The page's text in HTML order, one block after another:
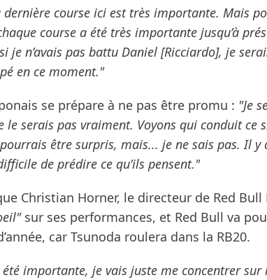
dernière course ici est très importante. Mais
course a été très importante jusqu’à
je n’avais pas battu Daniel [Ricciardo], je
en ce moment."
se prépare à ne pas être promu : "Je
le serais pas vraiment. Voyons qui conduit ce
être surpris, mais... je ne sais pas. Il y
de prédire ce qu’ils pensent."
Christian Horner, le directeur de Red
sur ses performances, et Red Bull va
car Tsunoda roulera dans la RB20.
été importante, je vais juste me concentrer